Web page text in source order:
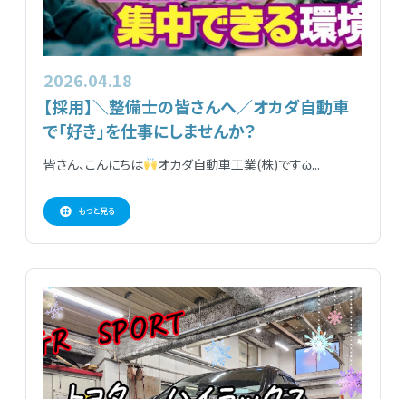
2026.04.18
【採用】＼整備士の皆さんへ／オカダ自動車
で「好き」を仕事にしませんか？
皆さん、こんにちは オカダ自動車工業(株)ですὠ...
もっと見る